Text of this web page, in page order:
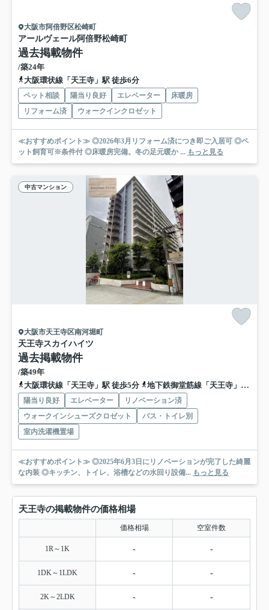
大阪市阿倍野区松崎町
アールヴェール阿倍野松崎町
過去掲載物件
/築24年
大阪環状線「天王寺」駅 徒歩6分
ペット相談 陽当り良好 エレベーター
床暖房
リフォーム済
ウォークインクロゼット
≪おすすめポイント≫ ◎2026年3月リフォーム済につき即ご入居可 ◎ペ
ット飼育可※条件付 ◎床暖房完備。冬の足元暖か ... もっと見る
中古マンション
大阪市天王寺区南河堀町
天王寺スカイハイツ
過去掲載物件
/築49年
大阪環状線「天王寺」駅 徒歩5分
地下鉄御堂筋線「天王寺」駅 徒歩5分
陽当り良好 エレベーター
リノベーション済
ウォークインシューズクロゼット
バス・トイレ別
室内洗濯機置場
≪おすすめポイント≫ ◎2025年6月3日にリノベーションが完了した綺麗
な内装 ◎キッチン、トイレ、浴槽などの水回り設備... もっと見る
天王寺の掲載物件の価格相場
価格相場 空室件数
1R～1K - -
1DK～1LDK - -
2K～2LDK - -